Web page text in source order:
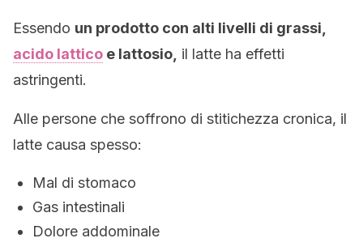
Essendo un prodotto con alti livelli di grassi
acido lattico e lattosio, il latte ha effetti
astringenti.
Alle persone che soffrono di stitichezza cronica, il
latte causa spesso:
Mal di stomaco
Gas intestinali
Dolore addominale